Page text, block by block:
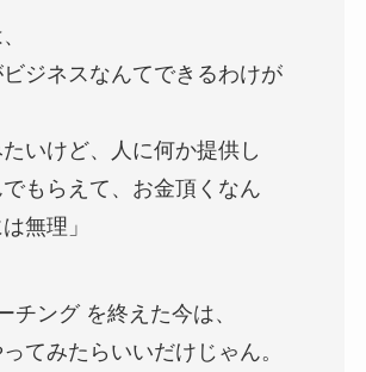
ビジネスなんてできるわけが
いけど、人に何か提供し
もらえて、お金頂くなん
無理」
チング を終えた今は、
ってみたらいいだけじゃん。